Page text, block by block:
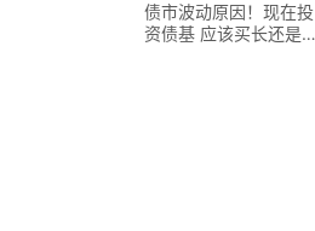
债市波动原因！现在投
资债基 应该买长还是